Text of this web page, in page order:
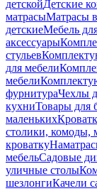
детскойДетские
матрасыМатрасы
детскиеМебель
аксессуары
стульев
для мебели
мебели
фурнитураЧехлы
кухниТовары для
маленьких
столики, комоды,
кроватку
мебельСадовые
уличные столы
шезлонгиКачели